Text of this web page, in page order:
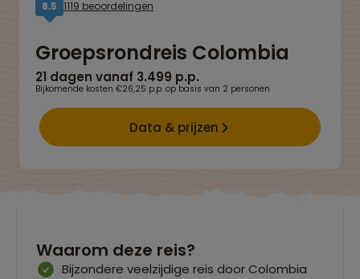
8,5 1119 beoordelingen
Groepsrondreis Colombia
21 dagen vanaf 3.499 p.p.
Bijkomende kosten €26,25 p.p. op basis van 2 personen
Data & prijzen
Waarom deze reis?
Bijzondere veelzijdige reis door Colombia